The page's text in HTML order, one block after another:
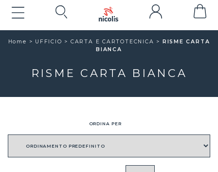
Home > UFFICIO > CARTA E CARTOTECNICA > RISME CARTA
BIANCA
RISME CARTA BIANCA
ORDINA PER